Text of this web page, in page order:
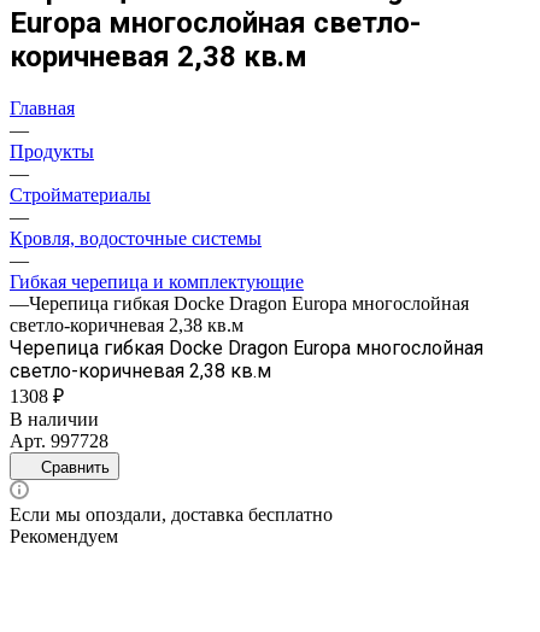
Europa многослойная светло-
коричневая 2,38 кв.м
Главная
—
Продукты
—
Стройматериалы
—
Кровля, водосточные системы
—
Гибкая черепица и комплектующие
—Черепица гибкая Docke Dragon Europa многослойная
светло-коричневая 2,38 кв.м
Черепица гибкая Docke Dragon Europa многослойная
светло-коричневая 2,38 кв.м
1308 ₽
В наличии
Арт. 997728
Сравнить
Если мы опоздали, доставка бесплатно
Рекомендуем